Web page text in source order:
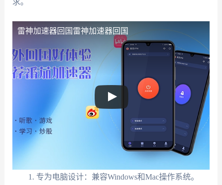
雷神加速器回国 雷神加速器回国
专为电脑设计：兼容Windows和Mac操作系统。